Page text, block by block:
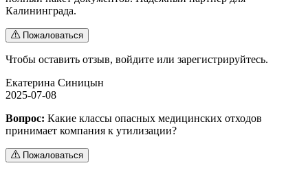
Калининграда.
Пожаловаться
Чтобы оставить отзыв, войдите или зарегистрируйтесь.
Екатерина Синицын
2025-07-08
Вопрос: Какие классы опасных медицинских отходов
принимает компания к утилизации?
Пожаловаться